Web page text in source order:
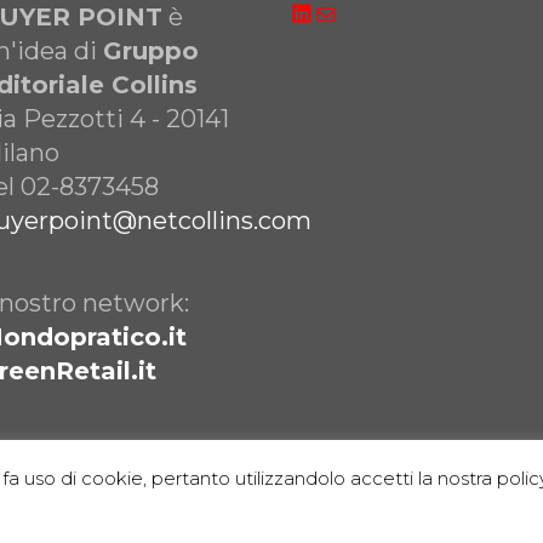
POINT è
di Gruppo
Collins
Pezzotti 4 - 20141
02-8373458
network:
uso di cookie, pertanto utilizzandolo accetti la nostra